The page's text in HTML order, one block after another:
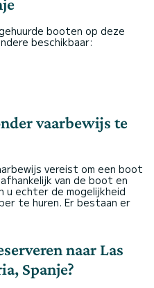
booten op deze
beschikbaar:
vaarbewijs te
vereist om een boot
van de boot en
u echter de mogelijkheid
te huren. Er bestaan er
naar Las
Spanje?